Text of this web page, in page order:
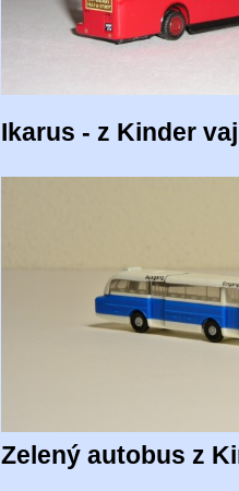
Ikarus - z Kinder
Zelený autobus z